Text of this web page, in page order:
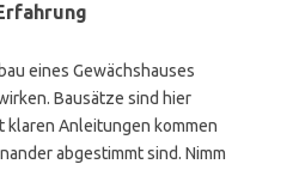
eines Gewächshauses
Bausätze sind hier
klaren Anleitungen kommen
abgestimmt sind. Nimm